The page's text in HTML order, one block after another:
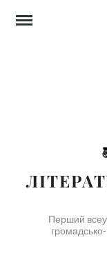
Перший